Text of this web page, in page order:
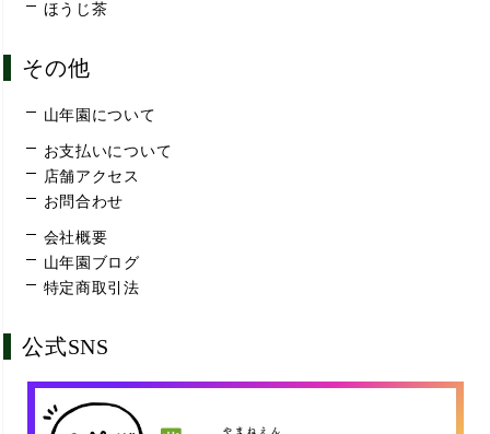
ほうじ茶
その他
山年園について
お支払いについて
店舗アクセス
お問合わせ
会社概要
山年園ブログ
特定商取引法
公式SNS